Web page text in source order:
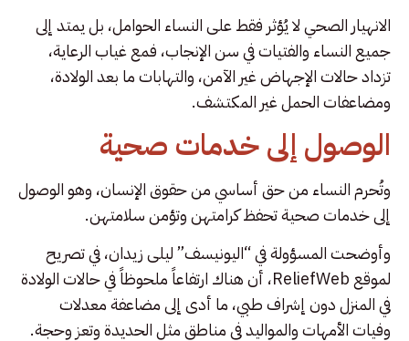
الانهيار الصحي لا يُؤثر فقط على النساء الحوامل، بل يمتد إلى
جميع النساء والفتيات في سن الإنجاب، فمع غياب الرعاية،
تزداد حالات الإجهاض غير الآمن، والتهابات ما بعد الولادة،
ومضاعفات الحمل غير المكتشف.
الوصول إلى خدمات صحية
وتُحرم النساء من حق أساسي من حقوق الإنسان، وهو الوصول
إلى خدمات صحية تحفظ كرامتهن وتؤمن سلامتهن.
وأوضحت المسؤولة في “اليونيسف” ليلى زيدان، في تصريح
لموقع ReliefWeb، أن هناك ارتفاعاً ملحوظاً في حالات الولادة
في المنزل دون إشراف طبي، ما أدى إلى مضاعفة معدلات
وفيات الأمهات والمواليد في مناطق مثل الحديدة وتعز وحجة.